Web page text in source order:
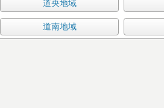
道央地域
道南地域